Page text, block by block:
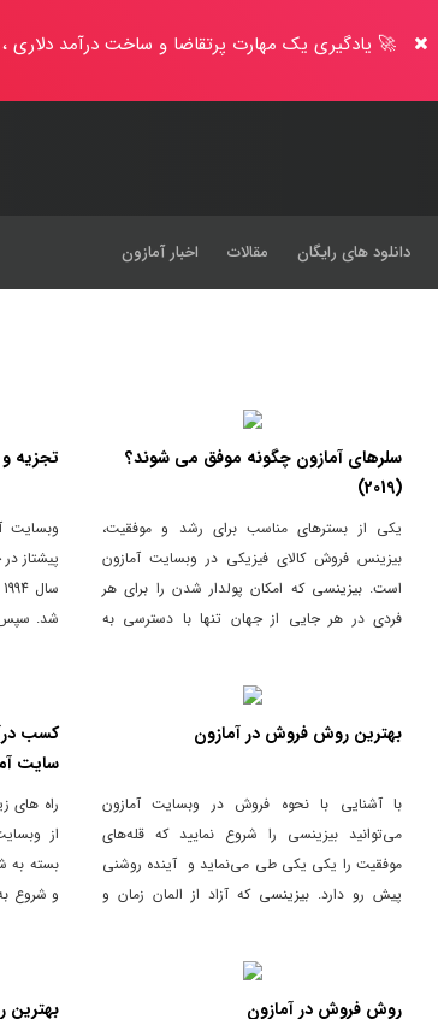
🚀 یادگیری یک مهارت پرتقاضا و ساخت درآمد دلاری ،
دانلود های رایگان مقالات اخبار آمازون
سلرهای آمازون چگونه موفق می شوند؟
(2019)
یکی از بسترهای مناسب برای رشد و موفقیت،
بیزینس فروش کالای فیزیکی در وبسایت آمازون
است. بیزینسی که امکان پولدار شدن را برای هر
فردی در هر جایی از جهان تنها با دسترسی به
تجزیه
وبسایت
پیشتاز
بهترین روش فروش در آمازون
با آشنایی با نحوه فروش در وبسایت آمازون
می‌توانید بیزینسی را شروع نمایید که قله‌های
موفقیت را یکی یکی طی می‌نماید و آینده روشنی
پیش رو دارد. بیزینسی که آزاد از المان زمان و
کسب
سایت
راه های
از
بسته به
و شروع
روز ،
روش فروش در آمازون